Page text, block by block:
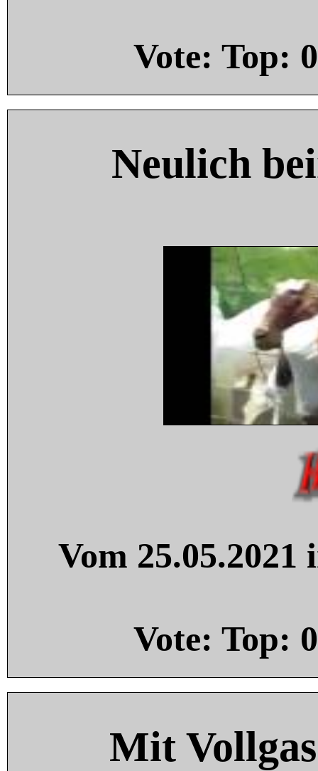
Vote: Top: 0
Neulich
Vom
Vote: Top: 0
Mit